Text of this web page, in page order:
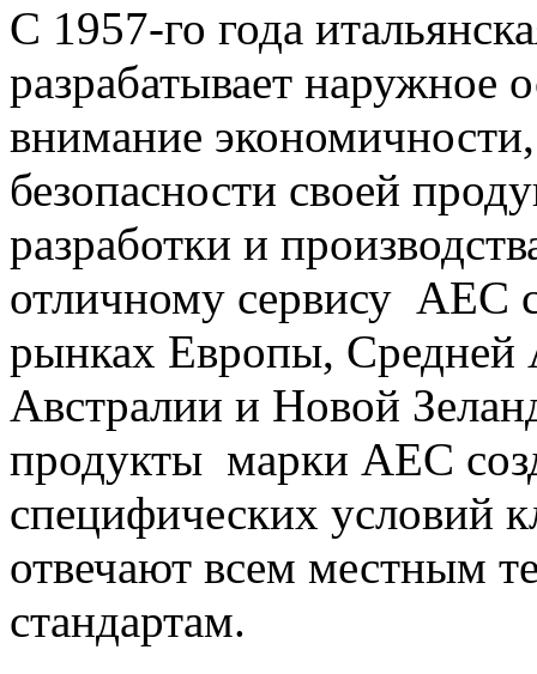
C 1957-го года
разрабатывает наружное
внимание
безопасности своей
разработки и
отличному сервису AEC
рынках Европы, Средней
Австралии и Новой
продукты марки AEC
специфических условий
отвечают всем местным
стандартам.